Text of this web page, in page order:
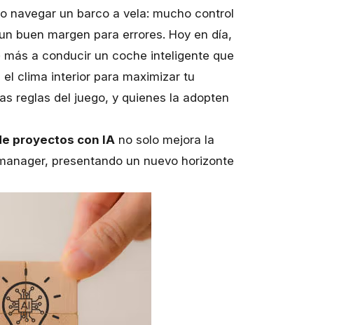
navegar un barco a vela: mucho control
buen margen para errores. Hoy en día,
a conducir un coche inteligente que
clima interior para maximizar tu
reglas del juego, y quienes la adopten
proyectos con IA no solo mejora la
presentando un nuevo horizonte